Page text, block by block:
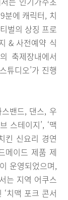
분에 캐릭터, 치
벌의 상징 프로
& 사전예약 식
축제장내에서
튜디오’가 진행
밴드, 댄스, 우
스테이지’, ‘맥
킨 신요리 경연
메이드 제품 제
운영되었으며,
는 지역 어쿠스
치맥 포크 콘서